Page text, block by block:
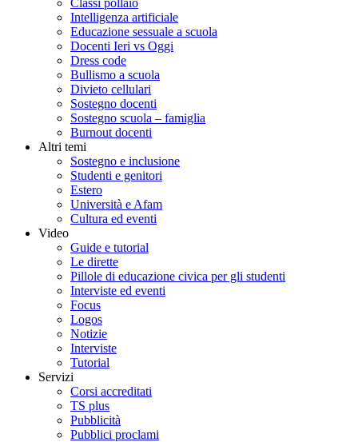
Classi pollaio
Intelligenza artificiale
Educazione sessuale a scuola
Docenti Ieri vs Oggi
Dress code
Bullismo a scuola
Divieto cellulari
Sostegno docenti
Sostegno scuola – famiglia
Burnout docenti
Altri temi
Sostegno e inclusione
Studenti e genitori
Estero
Università e Afam
Cultura ed eventi
Video
Guide e tutorial
Le dirette
Pillole di educazione civica per gli studenti
Interviste ed eventi
Focus
Logos
Notizie
Interviste
Tutorial
Servizi
Corsi accreditati
TS plus
Pubblicità
Pubblici proclami